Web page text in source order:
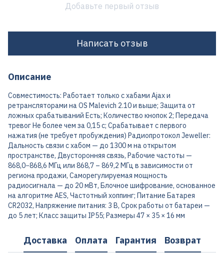
Добавьте первый отзыв
Написать отзыв
Описание
Совместимость: Работает только с хабами Ajax и
ретрансляторами на OS Malevich 2.10 и выше; Защита от
ложных срабатываний Есть; Количество кнопок 2; Передача
тревог Не более чем за 0,15 с; Срабатывает с первого
нажатия (не требует пробуждения) Радиопротокол Jeweller:
Дальность связи с хабом — до 1300 м на открытом
пространстве, Двусторонняя связь, Рабочие частоты —
868,0−868,6 МГц или 868,7 – 869,2 МГц в зависимости от
региона продажи, Саморегулируемая мощность
радиосигнала — до 20 мВт, Блочное шифрование, основанное
на алгоритме AES, Частотный хоппинг; Питание Батарея
CR2032, Напряжение питания: 3 В, Срок работы от батареи —
до 5 лет; Класс защиты IP55; Размеры 47 × 35 × 16 мм
Доставка Оплата Гарантия Возврат